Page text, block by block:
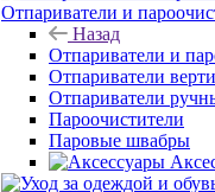
Отпариватели и
Назад
Отпариватели и
Отпариватели
Отпариватели
Пароочистители
Паровые швабры